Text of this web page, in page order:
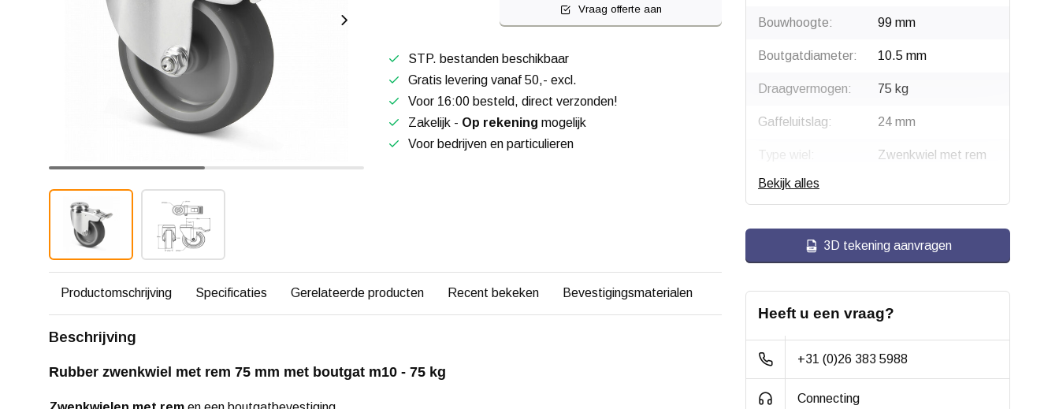
Vraag offerte aan
STP. bestanden beschikbaar
Gratis levering vanaf 50,- excl.
Voor 16:00 besteld, direct verzonden!
Zakelijk - Op rekening mogelijk
Voor bedrijven en particulieren
Productomschrijving Specificaties Gerelateerde producten Recent bekeken Bevestigingsmaterialen
Beschrijving
Rubber zwenkwiel met rem 75 mm met boutgat m10 - 75 kg
Bouwhoogte: 99 mm
Boutgatdiameter: 10.5 mm
Draagvermogen: 75 kg
Gaffeluitslag: 24 mm
Type wiel: Zwenkwiel met rem
Montage:
Blokkeert wiel en
Wiellager: Glijlager
Bandage:
Bekijk alles
3D tekening aanvragen
Heeft u een vraag?
+31 (0)26 383 5988
Connecting